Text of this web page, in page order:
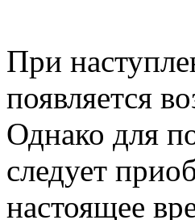
При
появляется
Однако для
следует
настоящее